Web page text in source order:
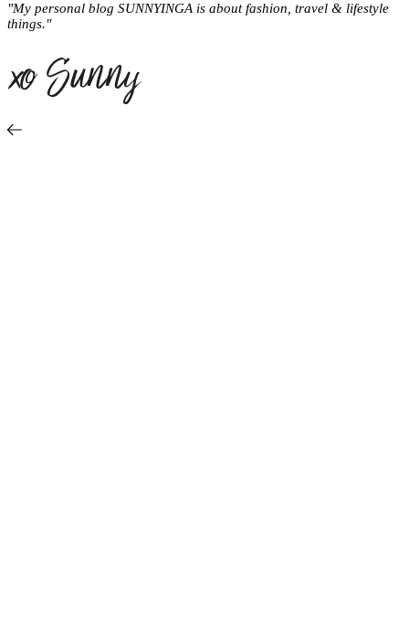
"My personal blog SUNNYINGA is about fashion, travel & lifestyle
things."